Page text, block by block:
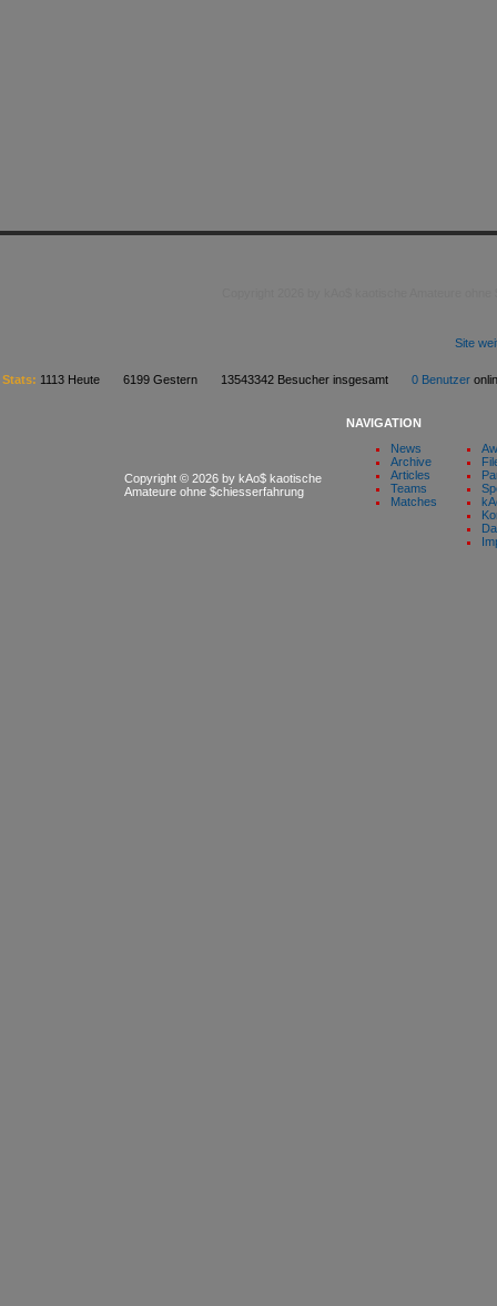
Site
Stats: 1113 Heute 6199 Gestern 13543342 Besucher insgesamt 0 Benutzer
Copyright © 2026 by kAo$ kaotische
Amateure ohne $chiesserfahrung
NAVIGATION
News
Archive
Articles
Teams
Matches